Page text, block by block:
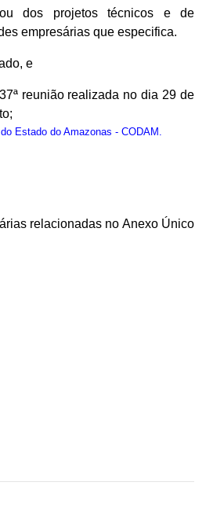
dos projetos técnicos e de
empresárias que especifica.
e
reunião realizada no dia 29 de
Estado do Amazonas - CODAM.
relacionadas no Anexo Único